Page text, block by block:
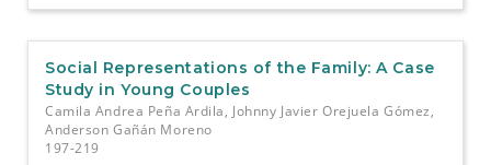
Social Representations of the Family: A Case
Study in Young Couples
Camila Andrea Peña Ardila, Johnny Javier Orejuela Gómez,
Anderson Gañán Moreno
197-219